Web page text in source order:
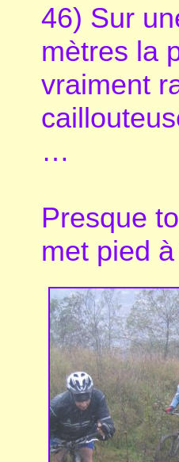
46) Sur
mètres la
vraiment
…
Presque
met pied